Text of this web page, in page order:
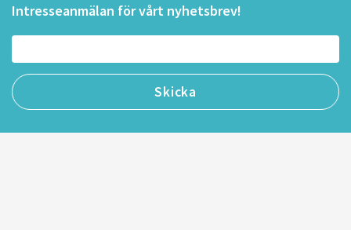
Intresseanmälan för vårt nyhetsbrev!